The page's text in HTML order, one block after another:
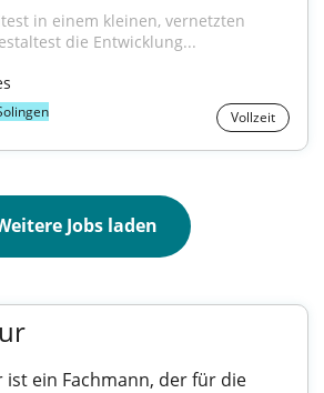
in einem kleinen, vernetzten
die Entwicklung...
Vollzeit
Jobs laden
ein Fachmann, der für die